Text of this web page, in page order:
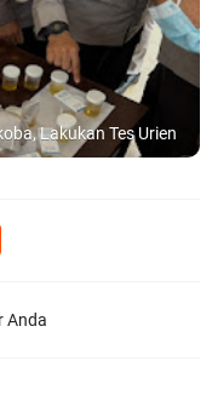
Lakukan Tes Urien
Anda